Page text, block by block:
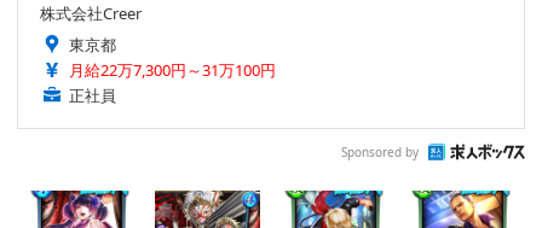
株式会社Creer
東京都
月給22万7,300円～31万100円
正社員
Sponsored by